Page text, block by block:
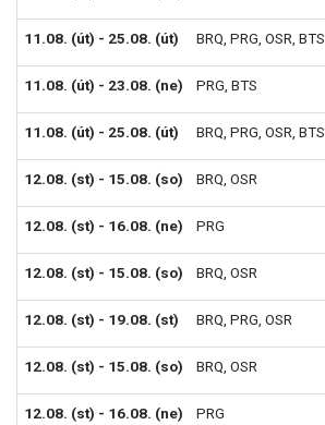
11.08. (út) - 25.08. (út) BRQ PRG OSR BTS
11.08. (út) - 23.08. (ne) PRG BTS
11.08. (út) - 25.08. (út) BRQ PRG OSR BTS
12.08. (st) - 15.08. (so) BRQ OSR
12.08. (st) - 16.08. (ne) PRG
12.08. (st) - 15.08. (so) BRQ OSR
12.08. (st) - 19.08. (st) BRQ PRG OSR
12.08. (st) - 15.08. (so) BRQ OSR
12.08. (st) - 16.08. (ne) PRG